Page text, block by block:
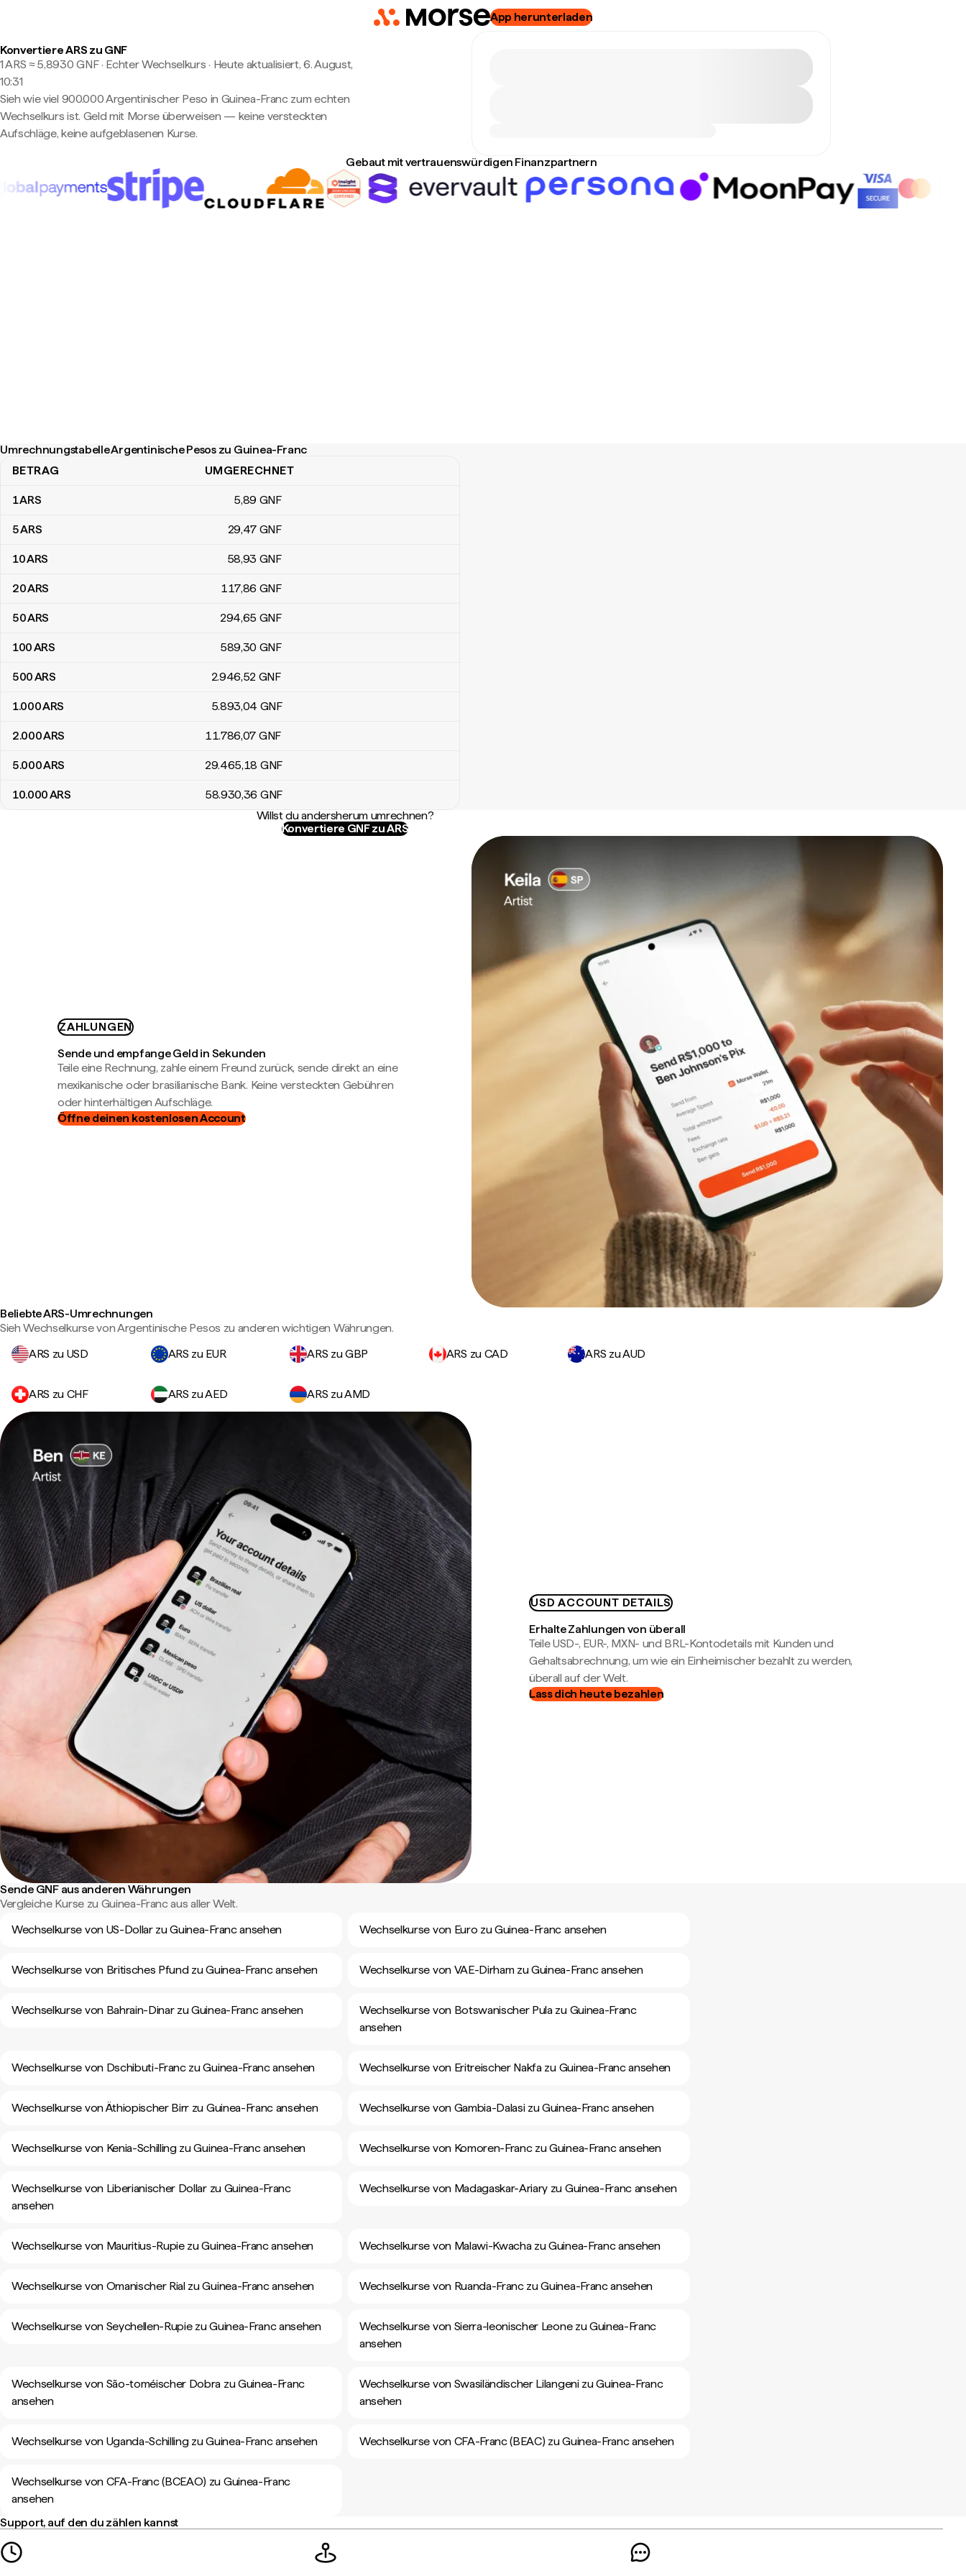
App herunterladen
Konvertiere ARS zu GNF
1 ARS ≈ 5,8930 GNF · Echter Wechselkurs · Heute aktualisiert, 6. August,
10:31
Sieh wie viel 900.000 Argentinischer Peso in Guinea-Franc zum echten
Wechselkurs ist. Geld mit Morse überweisen — keine versteckten
Aufschläge, keine aufgeblasenen Kurse.
Gebaut mit vertrauenswürdigen Finanzpartnern
Umrechnungstabelle Argentinische Pesos zu Guinea-Franc
Umrechnungstabelle Argentinische Pesos zu Guinea-Franc
BETRAG UMGERECHNET
1ARS 5,89 GNF
5ARS 29,47 GNF
10ARS 58,93 GNF
20ARS 117,86 GNF
50ARS 294,65 GNF
100ARS 589,30 GNF
500ARS 2.946,52 GNF
1.000ARS 5.893,04 GNF
2.000ARS 11.786,07 GNF
5.000ARS 29.465,18 GNF
10.000ARS 58.930,36 GNF
Willst du andersherum umrechnen?
Konvertiere GNF zu ARS
ZAHLUNGEN
Sende und empfange Geld in Sekunden
Teile eine Rechnung, zahle einem Freund zurück, sende direkt an eine
mexikanische oder brasilianische Bank. Keine versteckten Gebühren
oder hinterhältigen Aufschläge.
Öffne deinen kostenlosen Account
Beliebte ARS-Umrechnungen
Sieh Wechselkurse von Argentinische Pesos zu anderen wichtigen Währungen.
ARS zu USD
ARS zu EUR ARS zu GBP ARS zu CAD ARS zu AUD
ARS zu CHF ARS zu AED ARS zu AMD
USD ACCOUNT DETAILS
Erhalte Zahlungen von überall
Teile USD-, EUR-, MXN- und BRL-Kontodetails mit Kunden und
Gehaltsabrechnung, um wie ein Einheimischer bezahlt zu werden,
überall auf der Welt.
Lass dich heute bezahlen
Sende GNF aus anderen Währungen
Vergleiche Kurse zu Guinea-Franc aus aller Welt.
Wechselkurse von US-Dollar zu Guinea-Franc ansehen
Wechselkurse von Euro zu Guinea-Franc ansehen
Wechselkurse von Britisches Pfund zu Guinea-Franc ansehen Wechselkurse von VAE-Dirham zu Guinea-Franc ansehen
Wechselkurse von Bahrain-Dinar zu Guinea-Franc ansehen
Wechselkurse von Botswanischer Pula zu Guinea-Franc
ansehen
Wechselkurse von Dschibuti-Franc zu Guinea-Franc ansehen Wechselkurse von Eritreischer Nakfa zu Guinea-Franc ansehen
Wechselkurse von Äthiopischer Birr zu Guinea-Franc ansehen Wechselkurse von Gambia-Dalasi zu Guinea-Franc ansehen
Wechselkurse von Kenia-Schilling zu Guinea-Franc ansehen Wechselkurse von Komoren-Franc zu Guinea-Franc ansehen
Wechselkurse von Liberianischer Dollar zu Guinea-Franc
ansehen
Wechselkurse von Madagaskar-Ariary zu Guinea-Franc ansehen
Wechselkurse von Mauritius-Rupie zu Guinea-Franc ansehen Wechselkurse von Malawi-Kwacha zu Guinea-Franc ansehen
Wechselkurse von Omanischer Rial zu Guinea-Franc ansehen Wechselkurse von Ruanda-Franc zu Guinea-Franc ansehen
Wechselkurse von Seychellen-Rupie zu Guinea-Franc ansehen
Wechselkurse von Sierra-leonischer Leone zu Guinea-Franc
ansehen
Wechselkurse von São-toméischer Dobra zu Guinea-Franc
ansehen
Wechselkurse von Swasiländischer Lilangeni zu Guinea-Franc
ansehen
Wechselkurse von Uganda-Schilling zu Guinea-Franc ansehen Wechselkurse von CFA-Franc (BEAC) zu Guinea-Franc ansehen
Wechselkurse von CFA-Franc (BCEAO) zu Guinea-Franc
ansehen
Support, auf den du zählen kannst